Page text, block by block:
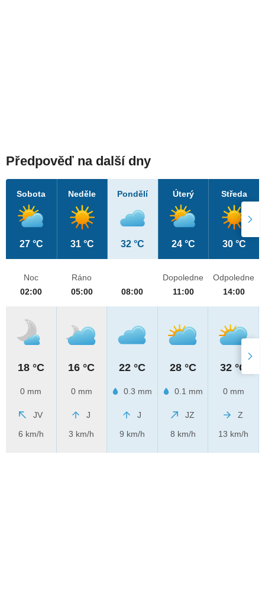
Předpověď na další dny
Sobota
27 °C
Neděle
31 °C
Pondělí
32 °C
Úterý
24 °C
Středa
30 °C
Noc
02:00
18 °C
0 mm
JV
6 km/h
Ráno
05:00
16 °C
0 mm
J
3 km/h
08:00
22 °C
0.3 mm
J
9 km/h
Dopoledne
11:00
28 °C
0.1 mm
JZ
8 km/h
Odpoledne
14:00
32 °C
0 mm
Z
13 km/h